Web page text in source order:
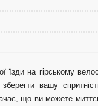
їзди на гірському
вашу
що ви можете